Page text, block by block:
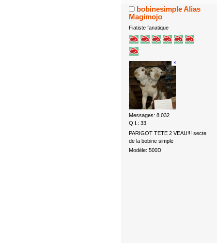
bobinesimple Alias
Magimojo
Fiatiste fanatique
Messages: 8.032
Q.I.: 33
PARIGOT TETE 2 VEAU!!! secte
de la bobine simple
Modèle: 500D